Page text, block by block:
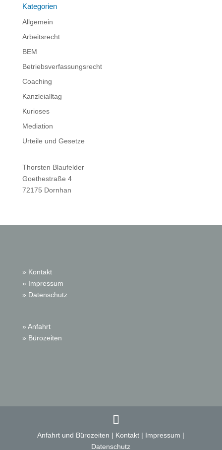
Kategorien
Allgemein
Arbeitsrecht
BEM
Betriebsverfassungsrecht
Coaching
Kanzleialltag
Kurioses
Mediation
Urteile und Gesetze
Thorsten Blaufelder
Goethestraße 4
72175 Dornhan
» Kontakt
» Impressum
» Datenschutz
» Anfahrt
» Bürozeiten
Anfahrt und Bürozeiten | Kontakt | Impressum |
Datenschutz